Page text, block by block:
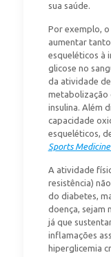
sua saúde.
Por exemplo,
aumentar
esqueléticos à
glicose no
da atividade
metabolização
insulina. Além
capacidade
esqueléticos,
Sports
A atividade
resistência)
do diabetes,
doença, sejam
já que
inflamações
hiperglicemia